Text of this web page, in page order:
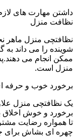
داشتن مهارت های
نظافت منزل
نظافتچی منزل ماهر
شوینده را می داند
ممکن انجام می
منزل است.
برخورد خوب و حرفه
یک نظافتچی منزل
برخورد و خوش اخلاق
تا همواره رضایت
چهره ای بشاش برای